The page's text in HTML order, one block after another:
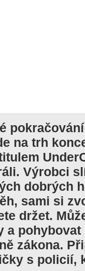
na trh
Výrobci
dobrých
sami si
držet.
a
zákona.
s policií,